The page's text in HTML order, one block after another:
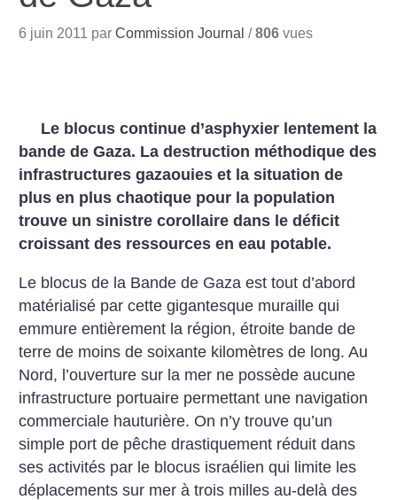
6 juin 2011 parCommission Journal /806 vues
Le blocus continue d’asphyxier lentement la
bande de Gaza. La destruction méthodique des
infrastructures gazaouies et la situation de
plus en plus chaotique pour la population
trouve un sinistre corollaire dans le déficit
croissant des ressources en eau potable.
Le blocus de la Bande de Gaza est tout d’abord
matérialisé par cette gigantesque muraille qui
emmure entièrement la région, étroite bande de
terre de moins de soixante kilomètres de long. Au
Nord, l’ouverture sur la mer ne possède aucune
infrastructure portuaire permettant une navigation
commerciale hauturière. On n’y trouve qu’un
simple port de pêche drastiquement réduit dans
ses activités par le blocus israélien qui limite les
déplacements sur mer à trois milles au-delà des